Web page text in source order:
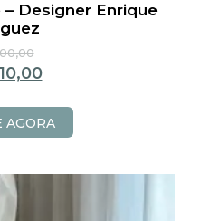
Designer Enrique
AGORA